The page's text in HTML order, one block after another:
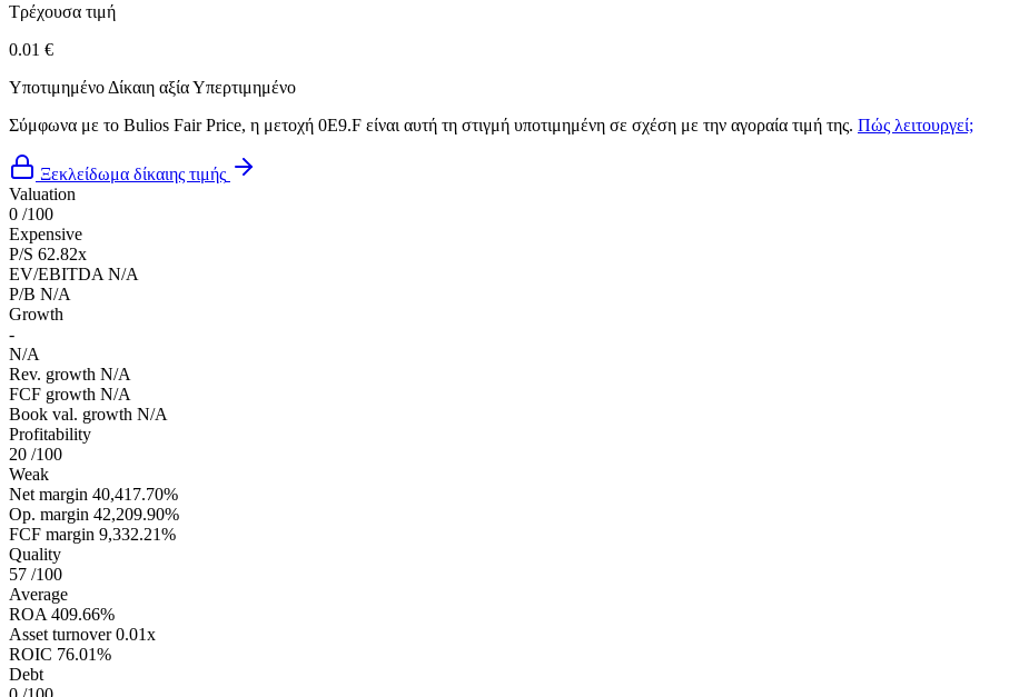
Τρέχουσα τιμή
0.01 €
Υποτιμημένο Δίκαιη αξίαΥπερτιμημένο
Σύμφωνα με το Bulios Fair Price, η μετοχή 0E9.F είναι αυτή τη στιγμή υποτιμημένη σε σχέση με την αγοραία τιμή της. Πώς λειτουργεί;
Ξεκλείδωμα δίκαιης τιμής
Valuation
0 /100
Expensive
P/S 62.82x
EV/EBITDA N/A
P/B N/A
Growth
-
N/A
Rev. growth N/A
FCF growth N/A
Book val. growth N/A
Profitability
20 /100
Weak
Net margin 40,417.70%
Op. margin 42,209.90%
FCF margin 9,332.21%
Quality
57 /100
Average
ROA 409.66%
Asset turnover 0.01x
ROIC 76.01%
Debt